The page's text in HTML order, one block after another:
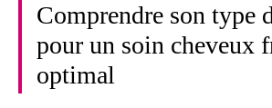
Comprendre son type
pour un soin cheveux
optimal